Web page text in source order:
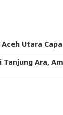
Utara
Ara,